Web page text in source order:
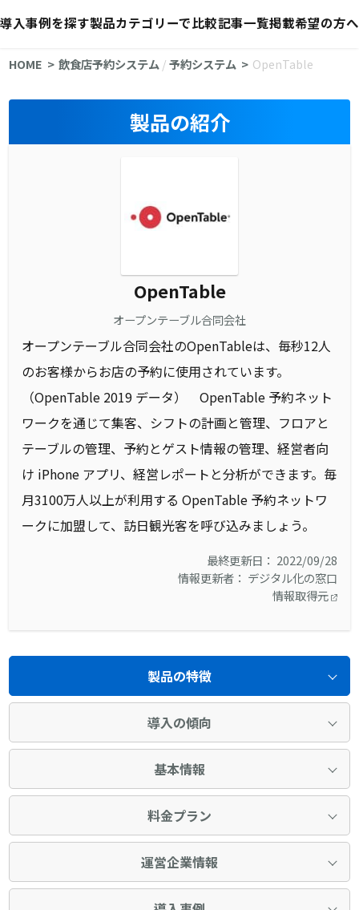
導入事例を探す製品カテゴリーで比較記事一覧掲載希望の方へ
HOME 飲食店予約システム/予約システム OpenTable
製品の紹介
OpenTable
オープンテーブル合同会社
オープンテーブル合同会社のOpenTableは、毎秒12人
のお客様からお店の予約に使用されています。
（OpenTable 2019 データ） OpenTable 予約ネット
ワークを通じて集客、シフトの計画と管理、フロアと
テーブルの管理、予約とゲスト情報の管理、経営者向
け iPhone アプリ、経営レポートと分析ができます。毎
月3100万人以上が利用する OpenTable 予約ネットワ
ークに加盟して、訪日観光客を呼び込みましょう。
最終更新日： 2022/09/28
情報更新者： デジタル化の窓口
情報取得元
製品の特徴
導入の傾向
基本情報
料金プラン
運営企業情報